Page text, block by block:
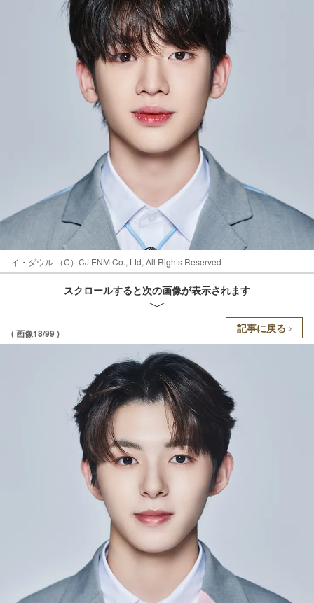
イ・ダウル （C）CJ ENM Co., Ltd, All Rights Reserved
スクロールすると次の画像が表示されます
( 画像18/99 ) 記事に戻る